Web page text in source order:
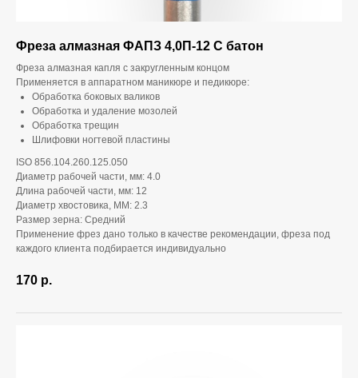
Фреза алмазная ФАПЗ 4,0П-12 С батон
Фреза алмазная капля с закругленным концом
Применяется в аппаратном маникюре и педикюре:
Обработка боковых валиков
Обработка и удаление мозолей
Обработка трещин
Шлифовки ногтевой пластины
ISO 856.104.260.125.050
Диаметр рабочей части, мм: 4.0
Длина рабочей части, мм: 12
Диаметр хвостовика, ММ: 2.3
Размер зерна: Средний
Применение фрез дано только в качестве рекомендации, фреза под
каждого клиента подбирается индивидуально
170 р.